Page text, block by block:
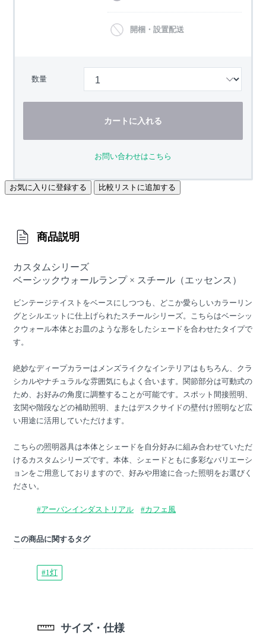
開梱・設置配送
数量
カートに入れる
お問い合わせはこちら
お気に入りに登録する 比較リストに追加する
商品説明
カスタムシリーズ
ベーシックウォールランプ × スチール（エッセンス）
ビンテージテイストをベースにしつつも、どこか愛らしいカラーリン
グとシルエットに仕上げられたスチールシリーズ。こちらはベーシッ
クウォール本体とお皿のような形をしたシェードを合わせたタイプで
す。
絶妙なディープカラーはメンズライクなインテリアはもちろん、クラ
シカルやナチュラルな雰囲気にもよく合います。関節部分は可動式の
ため、お好みの角度に調整することが可能です。スポット間接照明、
玄関や階段などの補助照明、またはデスクサイドの壁付け照明など広
い用途に活用していただけます。
こちらの照明器具は本体とシェードを自分好みに組み合わせていただ
けるカスタムシリーズです。本体、シェードともに多彩なバリエーシ
ョンをご用意しておりますので、好みや用途に合った照明をお選びく
ださい。
#アーバンインダストリアル #カフェ風
この商品に関するタグ
#1灯
サイズ・仕様